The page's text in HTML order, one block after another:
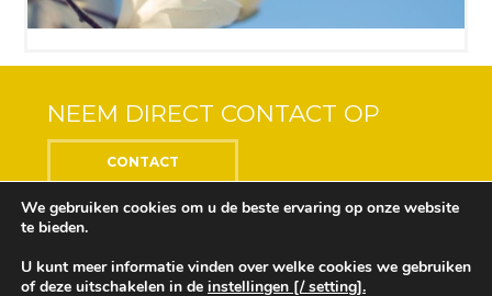
NEEM DIRECT CONTACT OP
CONTACT
Center of the Soul © 2018 Alle rechten voorbehouden
We gebruiken cookies om u de beste ervaring op onze website
te bieden.
U kunt meer informatie vinden over welke cookies we gebruiken
of deze uitschakelen in de instellingen [/ setting].